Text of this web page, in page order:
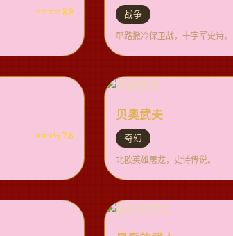
⭐⭐⭐⭐ 8.9 战争
耶路撒冷保卫战，十字军史诗。
⭐⭐⭐½ 7.6
贝奥武夫
奇幻
北欧英雄屠龙，史诗传说。